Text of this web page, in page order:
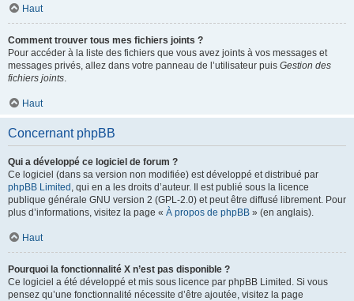
Haut
Comment trouver tous mes fichiers joints ?
Pour accéder à la liste des fichiers que vous avez joints à vos messages et
messages privés, allez dans votre panneau de l’utilisateur puis Gestion des
fichiers joints.
Haut
Concernant phpBB
Qui a développé ce logiciel de forum ?
Ce logiciel (dans sa version non modifiée) est développé et distribué par
phpBB Limited , qui en a les droits d’auteur. Il est publié sous la licence
publique générale GNU version 2 (GPL-2.0) et peut être diffusé librement. Pour
plus d’informations, visitez la page « À propos de phpBB » (en anglais).
Haut
Pourquoi la fonctionnalité X n’est pas disponible ?
Ce logiciel a été développé et mis sous licence par phpBB Limited. Si vous
pensez qu’une fonctionnalité nécessite d’être ajoutée, visitez la page